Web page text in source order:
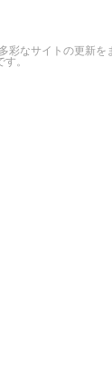
彩なサイトの更新を
す。